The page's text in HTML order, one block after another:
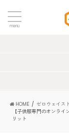
menu
HOME ゼロウェイスト
【子供服専門のオンラ
リット